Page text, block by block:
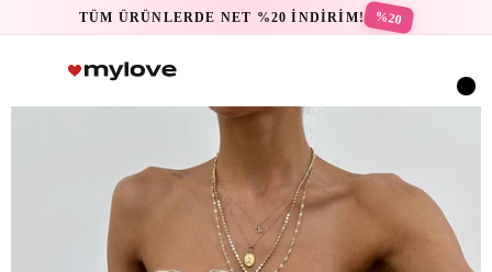
TÜM ÜRÜNLERDE NET %20 İNDİRİM! %20